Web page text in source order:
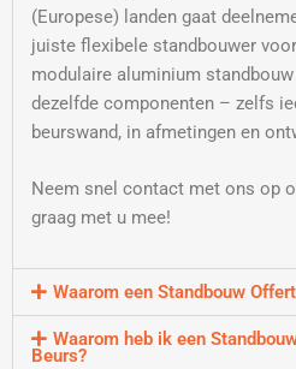
(Europese) landen gaat
juiste flexibele standbouwer
modulaire aluminium
dezelfde componenten – zelfs
beurswand, in afmetingen en
Neem snel contact met ons op
graag met u mee!
Waarom een Standbouw
Waarom heb ik een
Beurs?